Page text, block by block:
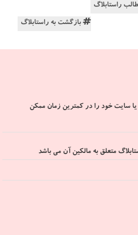
راستابلاگ
بازگشت به راستابلاگ
یا سایت خود را در کمترین زمان ممکن